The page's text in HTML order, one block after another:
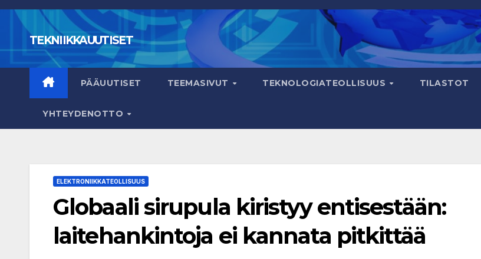
Skip
contentTEKNIIKKAUUTISET
PÄÄUUTISET TEEMASIVUT TEKNOLOGIATEOLLISUUS TILASTOT
YHTEYDENOTTO
ELEKTRONIIKKATEOLLISUUS
Globaali sirupula kiristyy entisestään:
laitehankintoja ei kannata pitkittää